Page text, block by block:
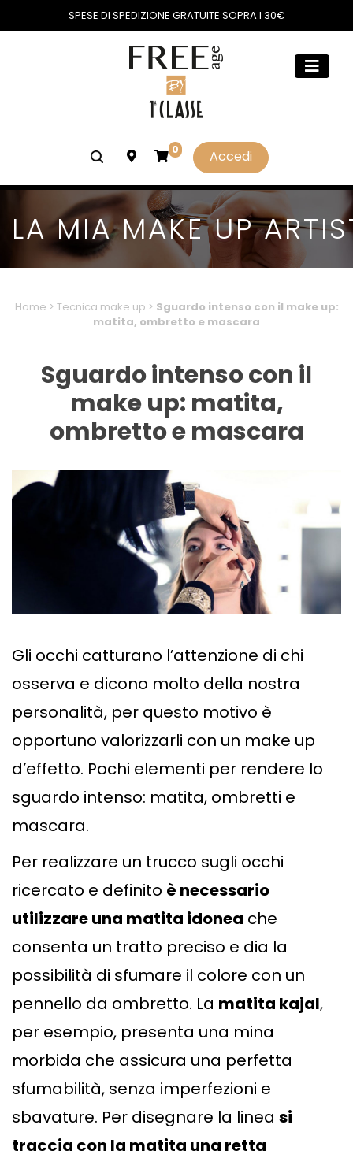
SPESE DI SPEDIZIONE GRATUITE SOPRA I 30€
0 Accedi
LA MIA MAKE UP
Home > Tecnica make up > Sguardo intenso con il make up:
matita, ombretto e mascara
Sguardo intenso con il
make up: matita,
ombretto e mascara
Gli occhi catturano l’attenzione di chi
osserva e dicono molto della nostra
personalità, per questo motivo è
opportuno valorizzarli con un make up
d’effetto. Pochi elementi per rendere lo
sguardo intenso: matita, ombretti e
mascara.
Per realizzare un trucco sugli occhi
ricercato e definito è necessario
utilizzare una matita idonea che
consenta un tratto preciso e dia la
possibilità di sfumare il colore con un
pennello da ombretto. La matita kajal,
per esempio, presenta una mina
morbida che assicura una perfetta
sfumabilità, senza imperfezioni e
sbavature. Per disegnare la linea si
traccia con la matita una retta